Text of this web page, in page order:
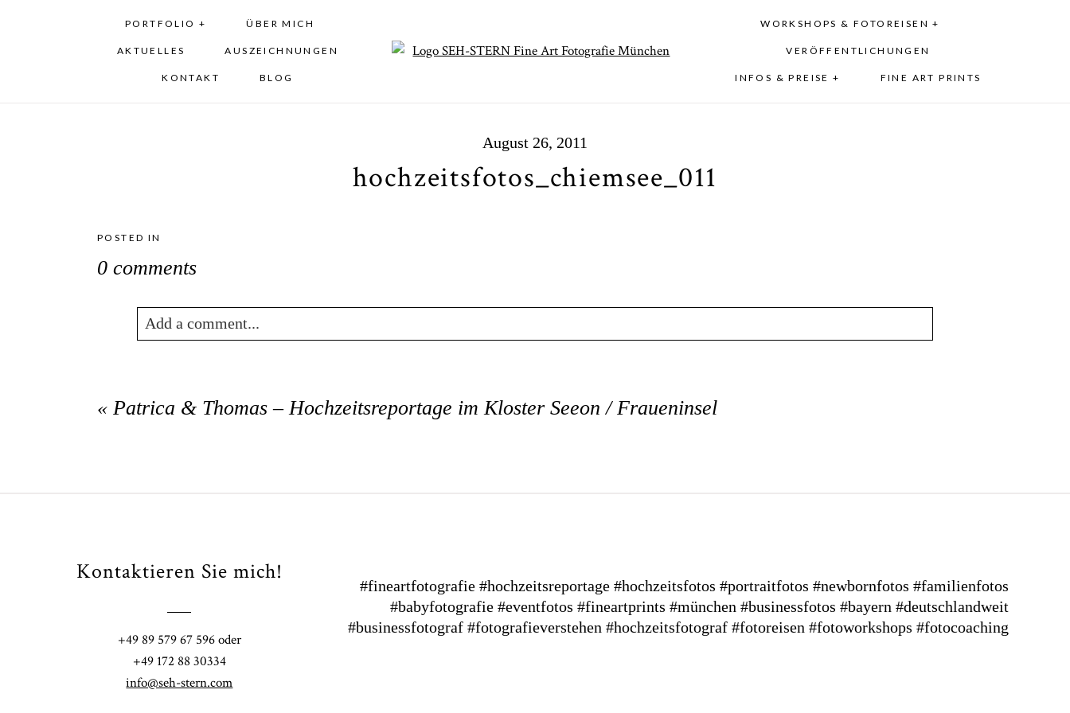
PORTFOLIO + ÜBER MICH
AKTUELLES AUSZEICHNUNGEN
KONTAKT BLOG
WORKSHOPS & FOTOREISEN +
VERÖFFENTLICHUNGEN
INFOS & PREISE + FINE ART PRINTS
August 26, 2011
hochzeitsfotos_chiemsee_011
POSTED IN
0 comments
Add a comment...
« Patrica & Thomas – Hochzeitsreportage im Kloster Seeon / Fraueninsel
Kontaktieren Sie mich!
+49 89 579 67 596 oder
+49 172 88 30334
info@seh-stern.com
#fineartfotografie #hochzeitsreportage #hochzeitsfotos #portraitfotos #newbornfotos #familienfotos
#babyfotografie #eventfotos #fineartprints #münchen#businessfotos #bayern #deutschlandweit
#businessfotograf#fotografieverstehen #hochzeitsfotograf #fotoreisen #fotoworkshops #fotocoaching